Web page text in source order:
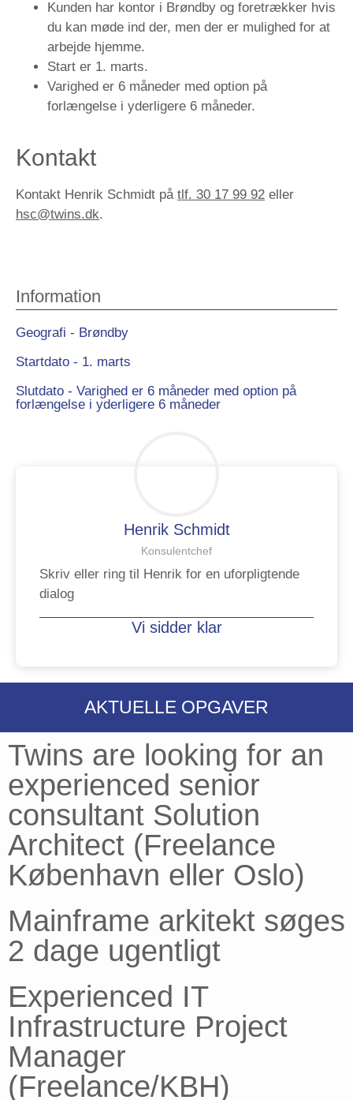
Kunden har kontor i Brøndby og foretrækker hvis
du kan møde ind der, men der er mulighed for at
arbejde hjemme.
Start er 1. marts.
Varighed er 6 måneder med option på
forlængelse i yderligere 6 måneder.
Kontakt
Kontakt Henrik Schmidt på tlf. 30 17 99 92 eller
hsc@twins.dk.
Information
Geografi - Brøndby
Startdato - 1. marts
Slutdato - Varighed er 6 måneder med option på
forlængelse i yderligere 6 måneder
Henrik Schmidt
Konsulentchef
Skriv eller ring til Henrik for en uforpligtende
dialog
Vi sidder klar
AKTUELLE OPGAVER
Twins are looking for an
experienced senior
consultant Solution
Architect (Freelance
København eller Oslo)
Mainframe arkitekt søges
2 dage ugentligt
Experienced IT
Infrastructure Project
Manager
(Freelance/KBH)